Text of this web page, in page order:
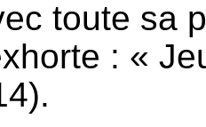
toute sa
: «